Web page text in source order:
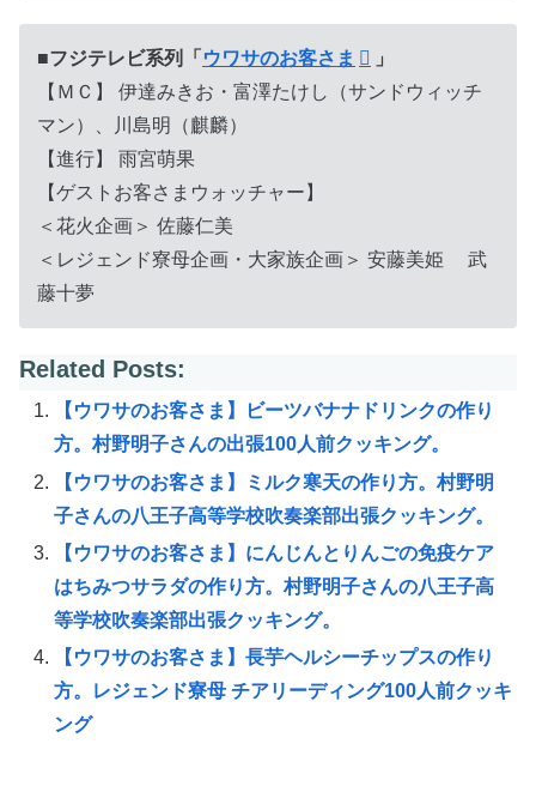
■フジテレビ系列「 ウワサのお客さま
」
【ＭＣ】 伊達みきお・富澤たけし（サンドウィッチ
マン）、川島明（麒麟）
【進行】 雨宮萌果
【ゲストお客さまウォッチャー】
＜花火企画＞ 佐藤仁美
＜レジェンド寮母企画・大家族企画＞ 安藤美姫 武
藤十夢
Related Posts:
【ウワサのお客さま】ビーツバナナドリンクの作り
方。村野明子さんの出張100人前クッキング。
【ウワサのお客さま】ミルク寒天の作り方。村野明
子さんの八王子高等学校吹奏楽部出張クッキング。
【ウワサのお客さま】にんじんとりんごの免疫ケア
はちみつサラダの作り方。村野明子さんの八王子高
等学校吹奏楽部出張クッキング。
【ウワサのお客さま】長芋ヘルシーチップスの作り
方。レジェンド寮母 チアリーディング100人前クッキ
ング